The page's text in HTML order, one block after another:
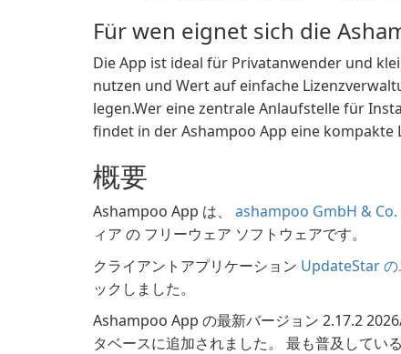
Für wen eignet sich die
Die App ist ideal für Privatanwender und
nutzen und Wert auf einfache
legen.Wer eine zentrale Anlaufstelle für
findet in der Ashampoo App eine kompakte
概要
Ashampoo App は、 ashampoo GmbH & Co.
ィア の フリーウェア ソフトウェアです。
クライアントアプリケーション UpdateStar の
ックしました。
Ashampoo App の最新バージョン 2.17.2
タベースに追加されました。 最も普及してい